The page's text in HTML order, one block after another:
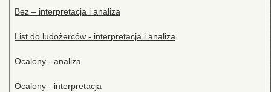
Bez – interpretacja i analiza
List do ludożerców - interpretacja i analiza
Ocalony - analiza
Ocalony - interpretacja